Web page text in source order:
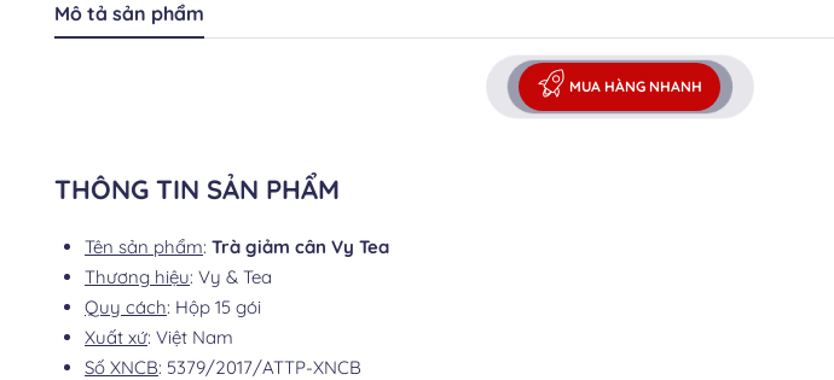
Mô tả sản phẩm
MUA HÀNG NHANH
THÔNG TIN SẢN PHẨM
Tên sản phẩm: Trà giảm cân Vy Tea
Thương hiệu: Vy & Tea
Quy cách: Hộp 15 gói
Xuất xứ: Việt Nam
Số XNCB: 5379/2017/ATTP-XNCB